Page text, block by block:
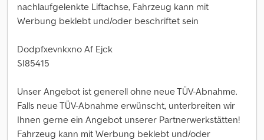
nachlaufgelenkte Liftachse, Fahrzeug kann mit
Werbung beklebt und/oder beschriftet sein
Dodpfxevnkxno Af Ejck
SI85415
Unser Angebot ist generell ohne neue TÜV-Abnahme.
Falls neue TÜV-Abnahme erwünscht, unterbreiten wir
Ihnen gerne ein Angebot unserer Partnerwerkstätten!
Fahrzeug kann mit Werbung beklebt und/oder